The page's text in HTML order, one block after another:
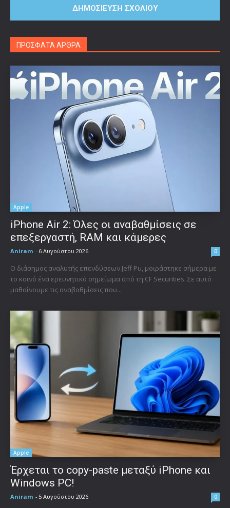
ΠΡΟΣΦΑΤΑ ΑΡΘΡΑ
Apple
iPhone Air 2: Όλες οι αναβαθμίσεις σε
επεξεργαστή, RAM και κάμερες
Aniram - 6 Αυγούστου 2026 0
Ο διάσημος αναλυτής επενδύσεων Jeff Pu, μοιράστηκε σήμερα με
το κοινό ένα ερευνητικό σημείωμα από τη CF Securities. Σε αυτό
μαθαίνουμε τις αναβαθμίσεις που...
Apple
Έρχεται το copy-paste μεταξύ iPhone και
Windows PC!
Aniram - 5 Αυγούστου 2026 0